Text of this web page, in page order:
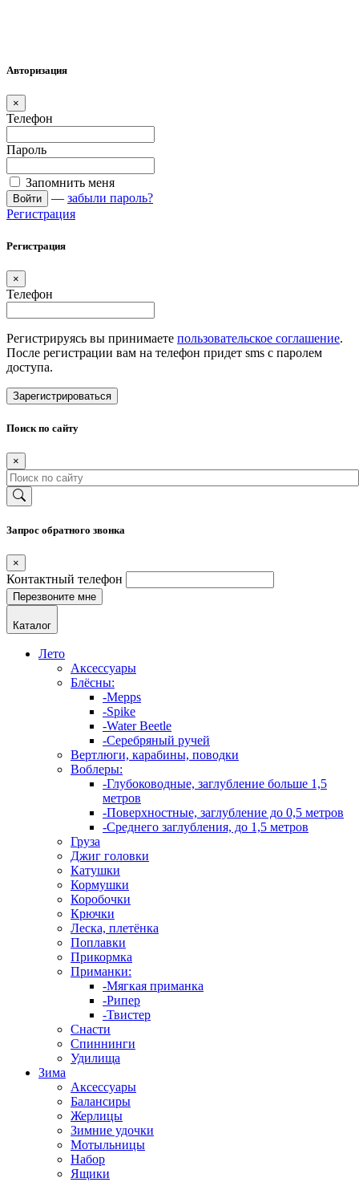
Авторизация
×
Телефон
Пароль
Запомнить меня
Войти — забыли пароль?
Регистрация
Регистрация
×
Телефон
Регистрируясь вы принимаете пользовательское соглашение.
После регистрации вам на телефон придет sms с паролем
доступа.
Зарегистрироваться
Поиск по сайту
×
Запрос обратного звонка
×
Контактный телефон
Каталог
Лето
Аксессуары
Блёсны:
-Mepps
-Spike
-Water Beetle
-Серебряный ручей
Вертлюги, карабины, поводки
Воблеры:
-Глубоководные, заглубление больше 1,5
метров
-Поверхностные, заглубление до 0,5 метров
-Среднего заглубления, до 1,5 метров
Груза
Джиг головки
Катушки
Кормушки
Коробочки
Крючки
Леска, плетёнка
Поплавки
Прикормка
Приманки:
-Мягкая приманка
-Рипер
-Твистер
Снасти
Спиннинги
Удилища
Зима
Аксессуары
Балансиры
Жерлицы
Зимние удочки
Мотыльницы
Набор
Ящики